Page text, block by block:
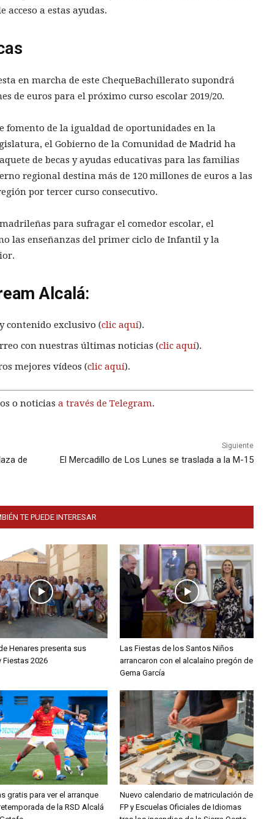
acceso a estas ayudas.
en marcha de este ChequeBachillerato supondrá
de euros para el próximo curso escolar 2019/20.
fomento de la igualdad de oportunidades en la
el Gobierno de la Comunidad de Madrid ha
de becas y ayudas educativas para las familias
regional destina más de 120 millones de euros a las
por tercer curso consecutivo.
para sufragar el comedor escolar, el
las enseñanzas del primer ciclo de Infantil y la
Alcalá:
contenido exclusivo (clic aquí).
con nuestras últimas noticias (clic aquí).
mejores vídeos (clic aquí).
o noticias a través de Telegram.
de
Siguiente
El Mercadillo de Los Lunes se traslada a la M-15
TE PUEDE INTERESAR
Henares presenta sus
Fiestas 2026
Las Fiestas de los Santos Niños
arrancaron con el alcalaíno pregón de
Gema García
gratis para ver el arranque
de la RSD Alcalá
Nuevo calendario de matriculación de
FP y Escuelas Oficiales de Idiomas